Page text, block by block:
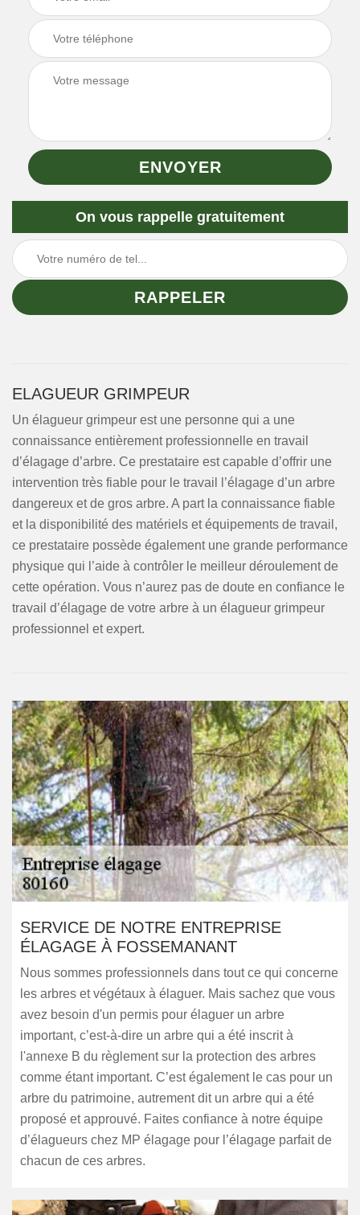
On vous rappelle gratuitement
ELAGUEUR GRIMPEUR
Un élagueur grimpeur est une personne qui a une
connaissance entièrement professionnelle en travail
d’élagage d’arbre. Ce prestataire est capable d’offrir une
intervention très fiable pour le travail l’élagage d’un arbre
dangereux et de gros arbre. A part la connaissance fiable
et la disponibilité des matériels et équipements de travail,
ce prestataire possède également une grande performance
physique qui l’aide à contrôler le meilleur déroulement de
cette opération. Vous n’aurez pas de doute en confiance le
travail d’élagage de votre arbre à un élagueur grimpeur
professionnel et expert.
SERVICE DE NOTRE ENTREPRISE
ÉLAGAGE À FOSSEMANANT
Nous sommes professionnels dans tout ce qui concerne
les arbres et végétaux à élaguer. Mais sachez que vous
avez besoin d'un permis pour élaguer un arbre
important, c’est-à-dire un arbre qui a été inscrit à
l'annexe B du règlement sur la protection des arbres
comme étant important. C’est également le cas pour un
arbre du patrimoine, autrement dit un arbre qui a été
proposé et approuvé. Faites confiance à notre équipe
d’élagueurs chez MP élagage pour l’élagage parfait de
chacun de ces arbres.